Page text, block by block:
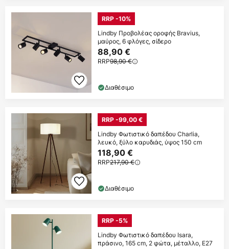
RRP -10%
Lindby Προβολέας οροφής Bravius,
μαύρος, 6 φλόγες, σίδερο
88,90 €
RRP98,90 €
Διαθέσιμο
RRP -99,00 €
Lindby Φωτιστικό δαπέδου Charlia,
λευκό, ξύλο καρυδιάς, ύψος 150 cm
118,90 €
RRP217,90 €
Διαθέσιμο
RRP -5%
Lindby Φωτιστικό δαπέδου Isara,
πράσινο, 165 cm, 2 φώτα, μέταλλο, E27